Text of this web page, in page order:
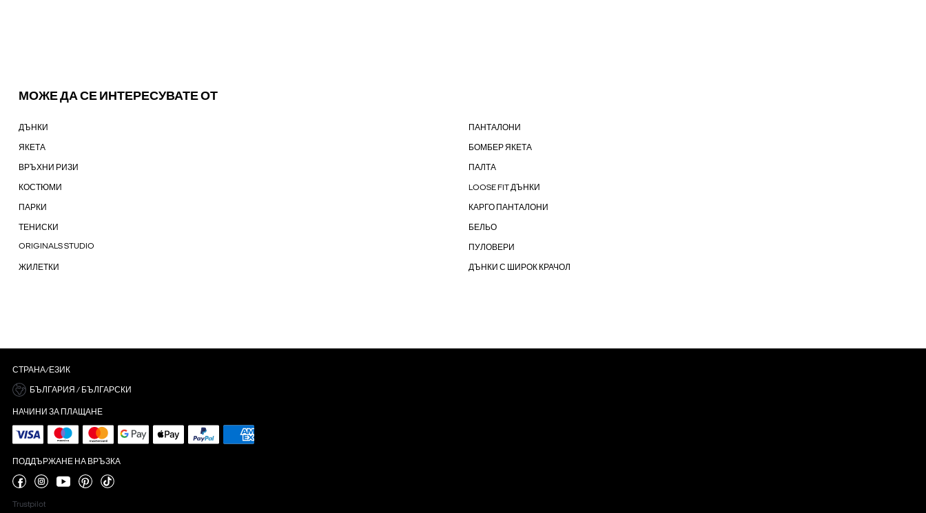
МОЖЕ ДА СЕ ИНТЕРЕСУВАТЕ ОТ
ДЪНКИ ПАНТАЛОНИ
ЯКЕТА БОМБЕР ЯКЕТА
ВРЪХНИ РИЗИ ПАЛТА
КОСТЮМИ LOOSE FIT ДЪНКИ
ПАРКИ КАРГО ПАНТАЛОНИ
ТЕНИСКИ БЕЛЬО
ORIGINALS STUDIO ПУЛОВЕРИ
ЖИЛЕТКИ ДЪНКИ С ШИРОК КРАЧОЛ
СТРАНА/ЕЗИК
БЪЛГАРИЯ / БЪЛГАРСКИ
НАЧИНИ ЗА ПЛАЩАНЕ
ПОДДЪРЖАНЕ НА ВРЪЗКА
Trustpilot